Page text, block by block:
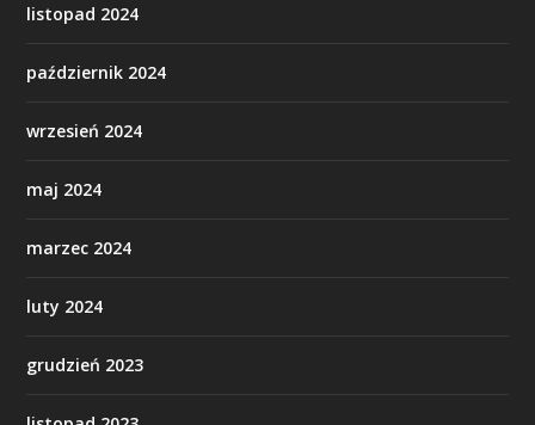
listopad 2024
październik 2024
wrzesień 2024
maj 2024
marzec 2024
luty 2024
grudzień 2023